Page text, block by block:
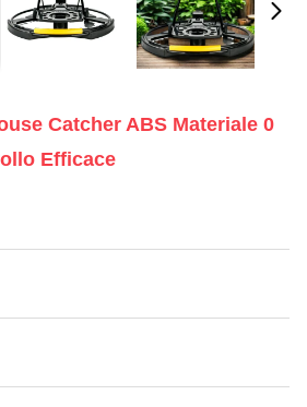
Catcher ABS Materiale 0
Efficace